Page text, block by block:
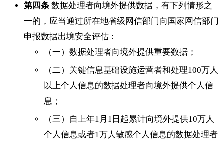
第四条 数据处理者向境外提供数据，有下列情形之
一的，应当通过所在地省级网信部门向国家网信部门
申报数据出境安全评估：
（一）数据处理者向境外提供重要数据；
（二）关键信息基础设施运营者和处理100万人
以上个人信息的数据处理者向境外提供个人信
息；
（三）自上年1月1日起累计向境外提供10万人
个人信息或者1万人敏感个人信息的数据处理者